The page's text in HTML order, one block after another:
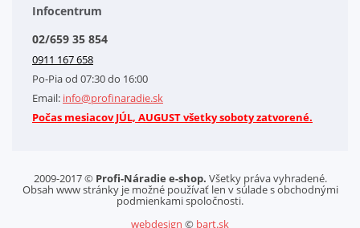
Obchodné podmienky
Kontakt
Letáky na stiahnutie
GDPR-Informácie o spracovaní osobných údajov HQ Tools, spol. s r. o.
Cookies
Infocentrum
02/659 35 854
0911 167 658
Po-Pia od 07:30 do 16:00
Email: info@profinaradie.sk
Počas mesiacov JÚL, AUGUST všetky soboty zatvorené.
2009-2017 © Profi-Náradie e-shop. Všetky práva vyhradené.
Obsah www stránky je možné používať len v súlade s obchodnými
podmienkami spoločnosti.
webdesign © bart.sk